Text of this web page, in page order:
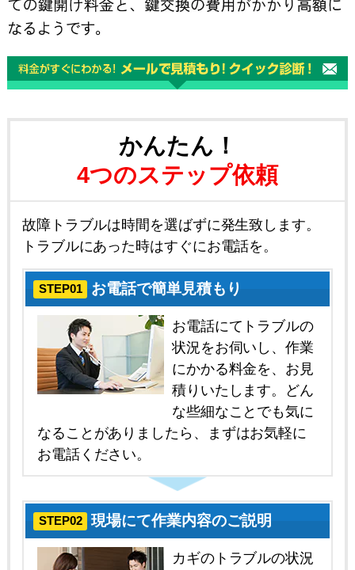
かんたん！
4つのステップ依頼
故障トラブルは時間を選ばずに発生致します。
トラブルにあった時はすぐにお電話を。
STEP01 お電話で簡単見積もり
お電話にてトラブルの
状況をお伺いし、作業
にかかる料金を、お見
積りいたします。どん
な些細なことでも気に
なることがありましたら、まずはお気軽に
お電話ください。
STEP02 現場にて作業内容のご説明
カギのトラブルの状況